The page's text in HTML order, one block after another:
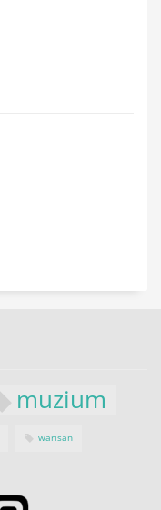
muzium
warisan